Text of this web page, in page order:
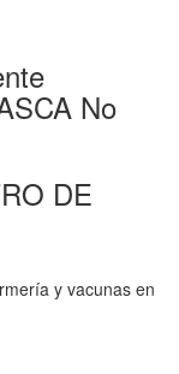
No
DE
y vacunas en